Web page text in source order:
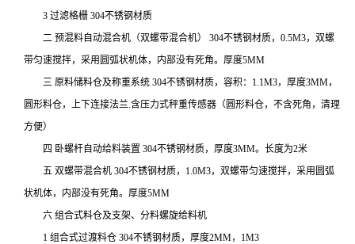
3 过滤格栅 304不锈钢材质
二 预混料自动混合机（双螺带混合机） 304不锈钢材质，0.5M3，双螺
带匀速搅拌，采用圆弧状机体，内部没有死角。厚度5MM
三 原料储料仓及称重系统 304不锈钢材质，容积：1.1M3，厚度3MM，
圆形料仓，上下连接法兰.含压力式秤重传感器（圆形料仓，不含死角，清理
方便）
四 卧螺杆自动给料装置 304不锈钢材质，厚度3MM。长度为2米
五 双螺带混合机 304不锈钢材质，1.0M3，双螺带匀速搅拌，采用圆弧
状机体，内部没有死角。厚度5MM
六 组合式料仓及支架、分料螺旋给料机
1 组合式过渡料仓 304不锈钢材质，厚度2MM，1M3